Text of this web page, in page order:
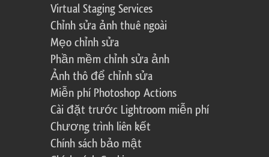
Virtual Staging Services
Chỉnh sửa ảnh thuê ngoài
Mẹo chỉnh sửa
Phần mềm chỉnh sửa ảnh
Ảnh thô để chỉnh sửa
Miễn phí Photoshop Actions
Cài đặt trước Lightroom miễn phí
Chương trình liên kết
Chính sách bảo mật